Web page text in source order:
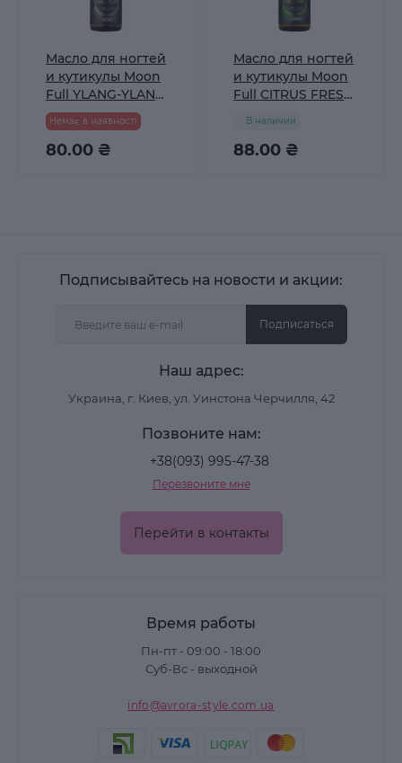
Масло для ногтей
и кутикулы Moon
Full YLANG-YLANG
20 мл
Немає в наявності
80.00 ₴
Масло для ногтей
и кутикулы Moon
Full CITRUS FRESH
В наличии
88.00 ₴
Подписывайтесь на новости и акции:
Подписаться
Наш адрес:
Украина, г. Киев, ул. Уинстона Черчилля, 42
Позвоните нам:
+38(093) 995-47-38
Перезвоните мне
Перейти в контакты
Время работы
Пн-пт - 09:00 - 18:00
Суб-Вс - выходной
info@avrora-style.com.ua